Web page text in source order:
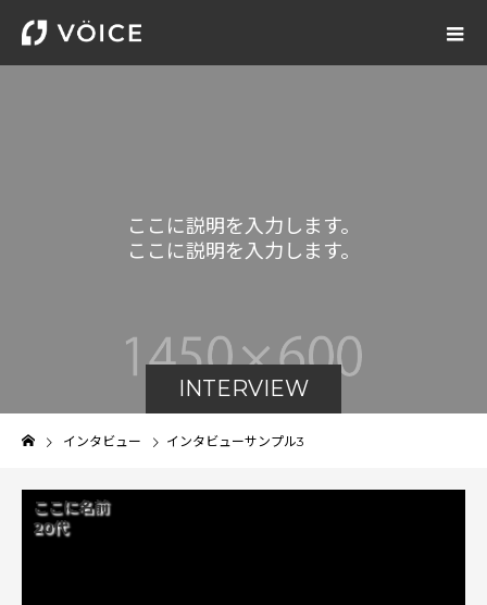
INTERVIEW
こ こ に説明を入力 し ま す。
こ こ に説明を入力 し ま す。
インタビュー インタビューサンプル3
ここに名前
20代